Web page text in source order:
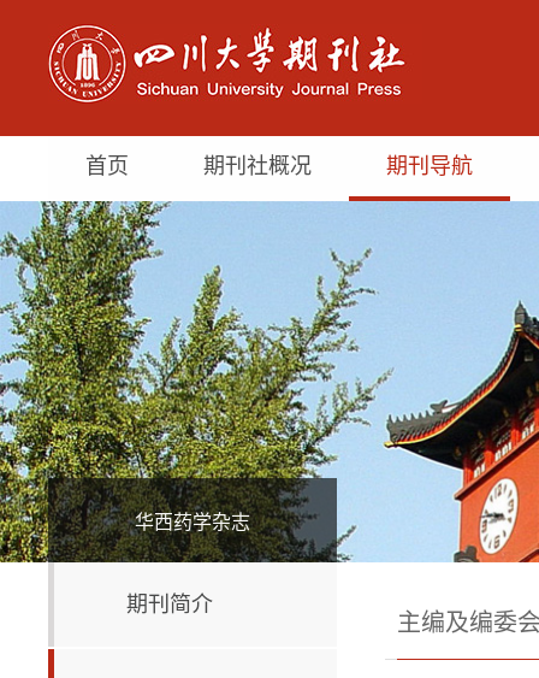
首页 期刊社概况 期刊导航
华西药学杂志
期刊简介
主编及编委